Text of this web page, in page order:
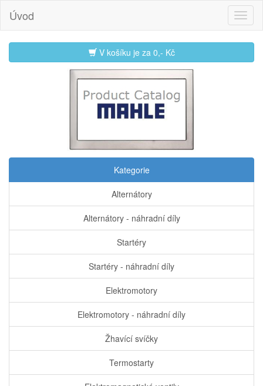
Úvod
V košíku je za 0,- Kč
Kategorie
Alternátory
Alternátory - náhradní díly
Startéry
Startéry - náhradní díly
Elektromotory
Elektromotory - náhradní díly
Žhavící svíčky
Termostarty